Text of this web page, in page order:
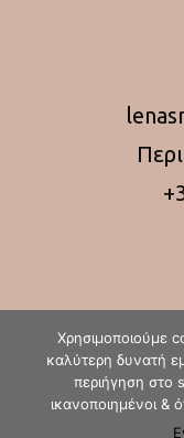
Χρησιμοποιούμε
καλύτερη δυνατή
περιήγηση στο
ικανοποιημένοι &